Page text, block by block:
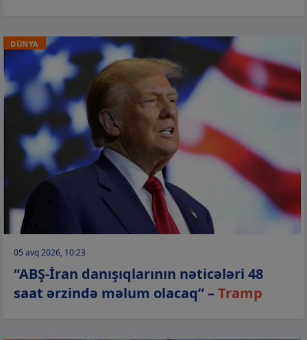
DÜNYA
05 avq 2026, 10:23
“ABŞ-İran danışıqlarının nəticələri 48
saat ərzində məlum olacaq” –Tramp